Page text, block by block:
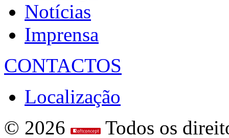
Notícias
Imprensa
CONTACTOS
Localização
© 2026
Todos os